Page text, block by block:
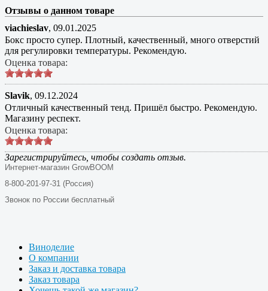
Отзывы о данном товаре
viachieslav, 09.01.2025
Бокс просто супер. Плотный, качественный, много отверстий
для регулировки температуры. Рекомендую.
Оценка товара:
Slavik, 09.12.2024
Отличный качественный тенд. Пришёл быстро. Рекомендую.
Магазину респект.
Оценка товара:
Зарегистрируйтесь, чтобы создать отзыв.
Интернет-магазин GrowBOOM
8-800-201-97-31 (Россия)
Звонок по России бесплатный
Виноделие
О компании
Заказ и доставка товара
Заказ товара